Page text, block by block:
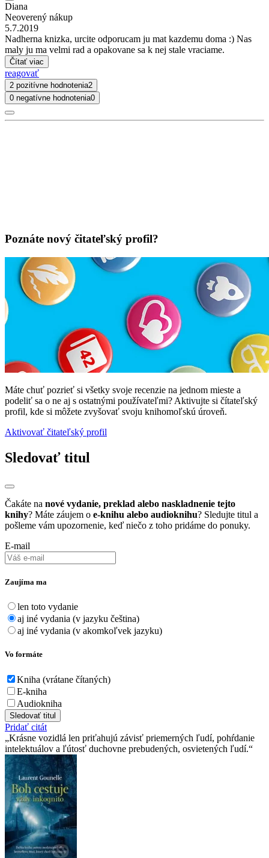
Diana
Neoverený nákup
5.7.2019
Nadherna knizka, urcite odporucam ju mat kazdemu doma :) Nas
maly ju ma velmi rad a opakovane sa k nej stale vraciame.
Čítať viac
reagovať
2 pozitívne hodnotenia2
0 negatívne hodnotenia0
Poznáte nový čitateľský profil?
Máte chuť pozrieť si všetky svoje recenzie na jednom mieste a
podeliť sa o ne aj s ostatnými používateľmi? Aktivujte si čítateľský
profil, kde si môžete zvyšovať svoju knihomoľskú úroveň.
Aktivovať čitateľský profil
Sledovať titul
Čakáte na nové vydanie, preklad alebo naskladnenie tejto
knihy? Máte záujem o e-knihu alebo audioknihu? Sledujte titul a
pošleme vám upozornenie, keď niečo z toho pridáme do ponuky.
E-mail
Zaujíma ma
len toto vydanie
aj iné vydania (v jazyku čeština)
aj iné vydania (v akomkoľvek jazyku)
Vo formáte
Kniha (vrátane čítaných)
E-kniha
Audiokniha
Sledovať titul
Pridať citát
Krásne vozidlá len priťahujú závisť priemerných ľudí, pohŕdanie
intelektuálov a ľútosť duchovne prebudených, osvietených ľudí.